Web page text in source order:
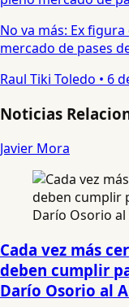
No va más: Ex
mercado de pases
Raul Tiki Toledo • 6
Noticias
Javier Mora
Cada vez más
deben cumplir
Darío Osorio al